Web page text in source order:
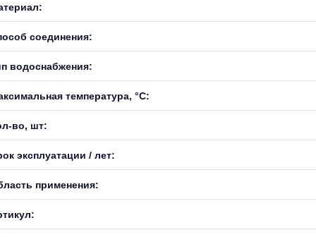
соединения:
водоснабжения:
температура, °С:
во, шт:
эксплуатации / лет:
применения: